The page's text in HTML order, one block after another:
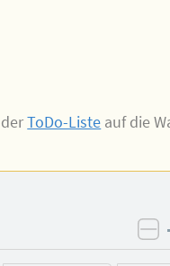
derToDo-Liste auf die